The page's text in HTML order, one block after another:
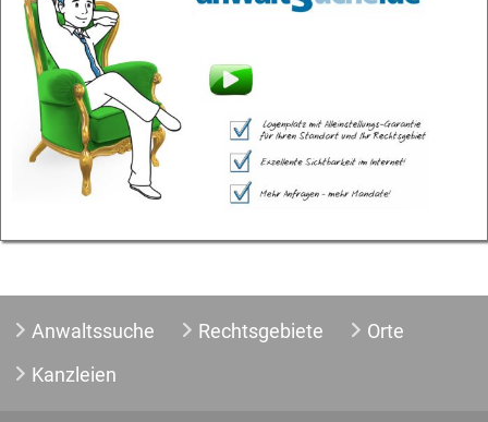
Anwaltssuche Rechtsgebiete
Orte
Kanzleien